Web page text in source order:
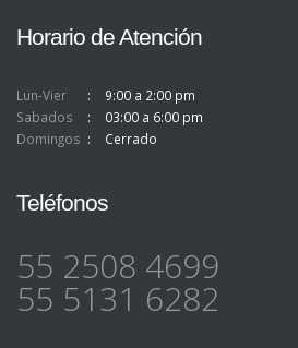
Horario de Atención
Lun-Vier
9:00 a 2:00 pm
Sabados
03:00 a 6:00 pm
Domingos
Cerrado
Teléfonos
55 2508 4699
55 5131 6282